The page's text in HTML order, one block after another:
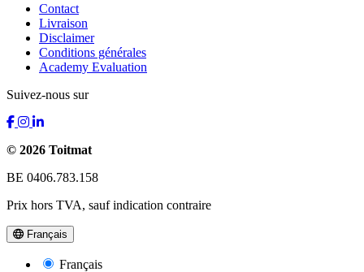
Contact
Livraison
Disclaimer
Conditions générales
Academy Evaluation
Suivez-nous sur
© 2026 Toitmat
BE 0406.783.158
Prix hors TVA, sauf indication contraire
Français
Français